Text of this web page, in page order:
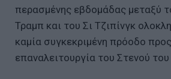
περασμένης εβδομάδας μεταξύ
Τραμπ και του Σι Tζιπίνγκ
καμία συγκεκριμένη πρόοδο
επαναλειτουργία του Στενού